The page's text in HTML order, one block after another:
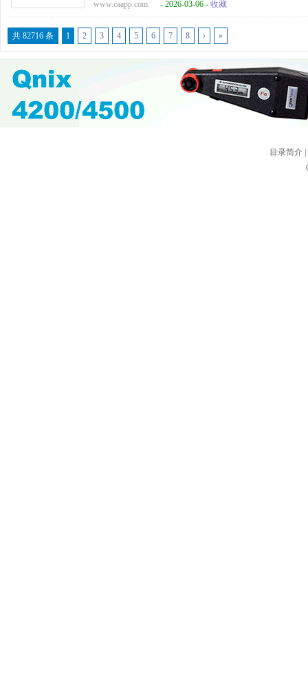
畜产品加工业科技发展的主要社会力量。团结和组织广大
技工作者及后备人才，形成政府相关决策的科技智囊团队
社会主义核心价值观，弘扬爱国主义精神，遵守社会道德
接受政府业务部门委托的工作，向政府和有关部门提出我
开展国内外畜产品行业学科的学术交流和科技合作，提高
服务企业的平台，为畜产品行业相关企业做好技术支撑工
www.caapp.com - 2026-03-06 - 收藏
共 82716 条 1 2 3 4 5 6 7 8 › »
目录简介